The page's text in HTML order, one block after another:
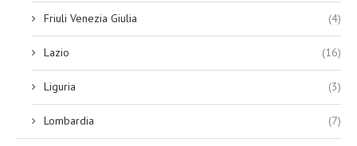
Friuli Venezia Giulia (4)
Lazio (16)
Liguria (3)
Lombardia (7)